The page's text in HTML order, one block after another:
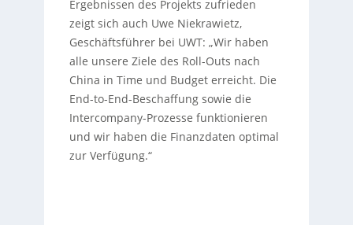
Ergebnissen des Projekts zufrieden
zeigt sich auch Uwe Niekrawietz,
Geschäftsführer bei UWT: „Wir haben
alle unsere Ziele des Roll-Outs nach
China in Time und Budget erreicht. Die
End-to-End-Beschaffung sowie die
Intercompany-Prozesse funktionieren
und wir haben die Finanzdaten optimal
zur Verfügung.“